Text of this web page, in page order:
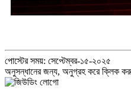
পোস্টের সময়: সেপ্টেম্বর-১৫-২০২৫
অনুসন্ধানের জন্য, অনুগ্রহ করে ক্লিক